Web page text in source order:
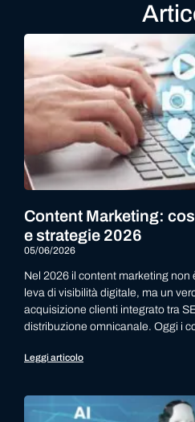
Content Marketing:
e strategie 2026
05/06/2026
Nel 2026 il content marketing
leva di visibilità digitale, ma un
acquisizione clienti integrato tra
distribuzione omnicanale. Oggi i
Leggi articolo